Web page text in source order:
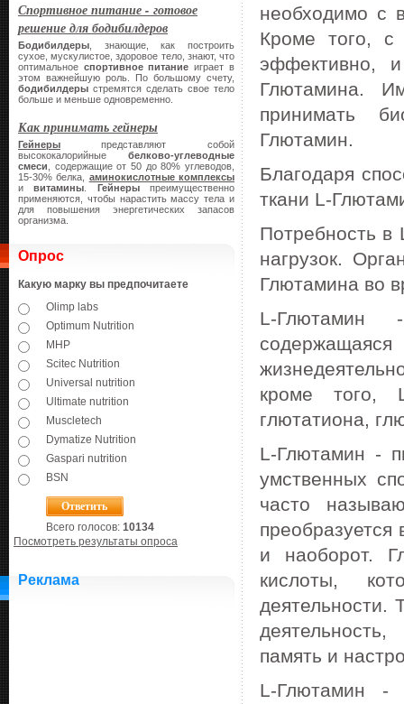
Спортивное питание - готовое
решение для бодибилдеров
Бодибилдеры , знающие, как построить
сухое, мускулистое, здоровое тело, знают, что
оптимальное спортивное питание играет в
этом важнейшую роль. По большому счету,
бодибилдеры стремятся сделать свое тело
больше и меньше одновременно.
Как принимать гейнеры
Гейнеры представляют собой
высококалорийные белково-углеводные
смеси , содержащие от 50 до 80% углеводов,
15-30% белка, аминокислотные комплексы
ивитамины Гейнерыпреимущественно
применяются, чтобы нарастить массу тела и
для повышения энергетических запасов
организма.
Опрос
Какую марку вы предпочитаете
Olimp labs
Optimum Nutrition
MHP
Scitec Nutrition
Universal nutrition
Ultimate nutrition
Muscletech
Dymatize Nutrition
Gaspari nutrition
BSN
Всего голосов: 10134
Посмотреть результаты опроса
Реклама
необходимо с
Кроме того, с
эффективно,
Глютамина.
принимать
Глютамин.
Благодаря
ткани L-
Потребность в
нагрузок.
Глютамина во
L-Глютамин
кроме того,
глютатиона,
L-Глютамин -
умственных
часто
и наоборот.
кислоты,
деятельности.
память и
L-Глютамин -